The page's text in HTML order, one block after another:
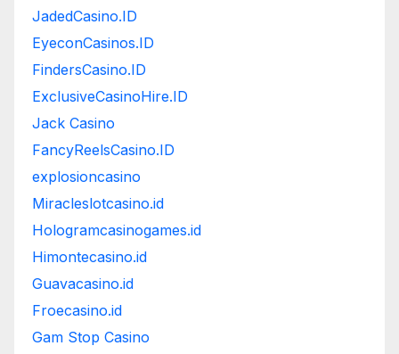
JadedCasino.ID
EyeconCasinos.ID
FindersCasino.ID
ExclusiveCasinoHire.ID
Jack Casino
FancyReelsCasino.ID
explosioncasino
Miracleslotcasino.id
Hologramcasinogames.id
Himontecasino.id
Guavacasino.id
Froecasino.id
Gam Stop Casino